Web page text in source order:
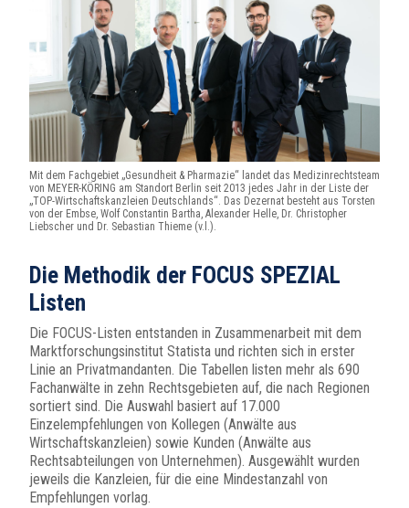
Mit dem Fachgebiet „Gesundheit & Pharmazie“ landet das Medizin­rechtsteam
von MEYER-KÖRING am Standort Berlin seit 2013 jedes Jahr in der Liste der
„TOP-Wirtschafts­kanz­leien Deutsch­lands“. Das Dezernat besteht aus Torsten
von der Embse, Wolf Constantin Bartha, Alexander Helle, Dr. Chris­topher
Liebscher und Dr. Sebastian Thieme (v.l.).
Die Methodik der FOCUS SPEZIAL
Listen
Die FOCUS-Listen entstanden in Zusammenarbeit mit dem
Marktforschungsinstitut Statista und richten sich in erster
Linie an Privatmandanten. Die Tabellen listen mehr als 690
Fachanwälte in zehn Rechtsgebieten auf, die nach Regionen
sortiert sind. Die Auswahl basiert auf 17.000
Einzelempfehlungen von Kollegen (Anwälte aus
Wirtschaftskanzleien) sowie Kunden (Anwälte aus
Rechtsabteilungen von Unternehmen). Ausgewählt wurden
jeweils die Kanzleien, für die eine Mindestanzahl von
Empfehlungen vorlag.